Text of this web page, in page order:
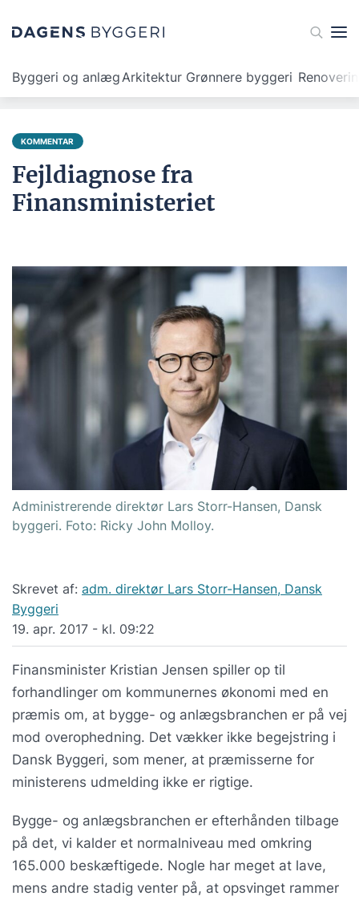
Byggeri og anlægArkitektur Grønnere byggeri
KOMMENTAR
Fejldiagnose fra
Finansministeriet
Administrerende direktør Lars Storr-Hansen, Dansk
byggeri. Foto: Ricky John Molloy.
Skrevet af: adm. direktør Lars Storr-Hansen, Dansk
Byggeri
19. apr. 2017 - kl. 09:22
Finansminister Kristian Jensen spiller op til
forhandlinger om kommunernes økonomi med en
præmis om, at bygge- og anlægsbranchen er på vej
mod overophedning. Det vækker ikke begejstring i
Dansk Byggeri, som mener, at præmisserne for
ministerens udmelding ikke er rigtige.
Bygge- og anlægsbranchen er efterhånden tilbage
på det, vi kalder et normalniveau med omkring
165.000 beskæftigede. Nogle har meget at lave,
mens andre stadig venter på, at opsvinget rammer